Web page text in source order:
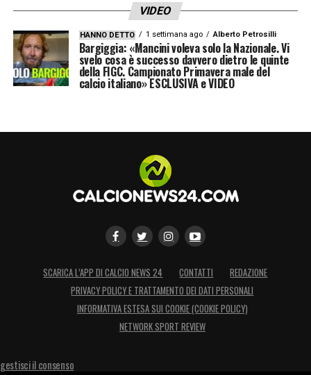
VIDEO
HANNO DETTO 1 settimana ago Alberto Petrosilli
Bargiggia: «Mancini voleva solo la Nazionale. Vi
svelo cosa è successo davvero dietro le quinte
della FIGC. Campionato Primavera male del
calcio italiano» ESCLUSIVA e VIDEO
SCARICA L’APP DI CALCIO NEWS 24 CONTATTI
REDAZIONE
PRIVACY POLICY E TRATTAMENTO DEI DATI PERSONALI
INFORMATIVA ESTESA SUI COOKIE (COOKIE POLICY)
NETWORK SPORT REVIEW
gestisci il consenso